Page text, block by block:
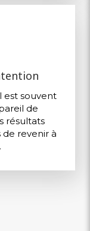
est souvent
de
résultats
revenir à